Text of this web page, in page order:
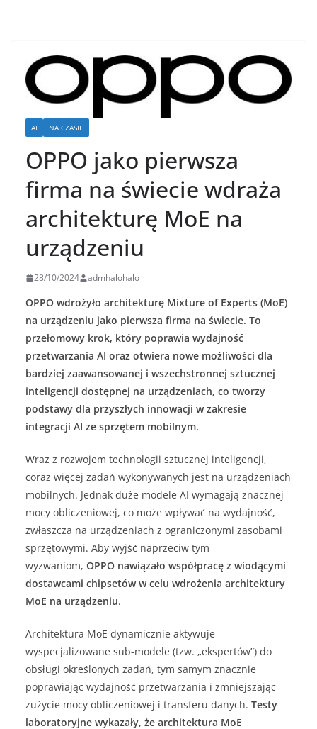
AI NA CZASIE
OPPO jako pierwsza
firma na świecie wdraża
architekturę MoE na
urządzeniu
28/10/2024 admhalohalo
OPPO wdrożyło architekturę Mixture of Experts (MoE)
na urządzeniu jako pierwsza firma na świecie. To
przełomowy krok, który poprawia wydajność
przetwarzania AI oraz otwiera nowe możliwości dla
bardziej zaawansowanej i wszechstronnej sztucznej
inteligencji dostępnej na urządzeniach, co tworzy
podstawy dla przyszłych innowacji w zakresie
integracji AI ze sprzętem mobilnym.
Wraz z rozwojem technologii sztucznej inteligencji,
coraz więcej zadań wykonywanych jest na urządzeniach
mobilnych. Jednak duże modele AI wymagają znacznej
mocy obliczeniowej, co może wpływać na wydajność,
zwłaszcza na urządzeniach z ograniczonymi zasobami
sprzętowymi. Aby wyjść naprzeciw tym
wyzwaniom, OPPO nawiązało współpracę z wiodącymi
dostawcami chipsetów w celu wdrożenia architektury
MoE na urządzeniu.
Architektura MoE dynamicznie aktywuje
wyspecjalizowane sub-modele (tzw. „ekspertów”) do
obsługi określonych zadań, tym samym znacznie
poprawiając wydajność przetwarzania i zmniejszając
zużycie mocy obliczeniowej i transferu danych. Testy
laboratoryjne wykazały, że architektura MoE